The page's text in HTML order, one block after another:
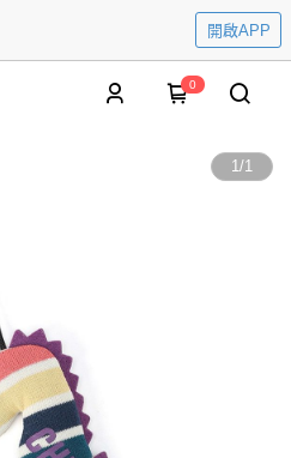
開啟APP
0
1/1